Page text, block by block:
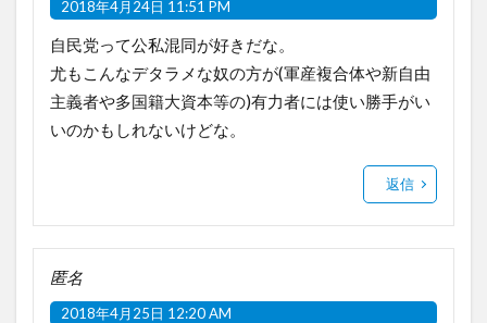
2018年4月24日 11:51 PM
自民党って公私混同が好きだな。
尤もこんなデタラメな奴の方が(軍産複合体や新自由
主義者や多国籍大資本等の)有力者には使い勝手がい
いのかもしれないけどな。
返信
匿名
2018年4月25日 12:20 AM